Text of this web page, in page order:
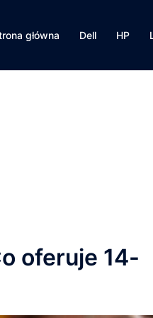
główna Dell HP
oferuje 14-